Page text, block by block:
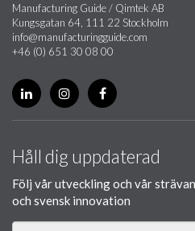
Manufacturing Guide / Qimtek AB
Kungsgatan 64, 111 22 Stockholm
info@manufacturingguide.com
+46 (0) 651 30 08 00
Håll dig uppdaterad
Följ vår utveckling och vår
och svensk innovation